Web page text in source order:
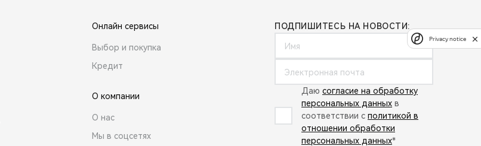
Онлайн сервисы
Выбор и покупка
Кредит
О компании
О нас
Мы в соцсетях
ПОДПИШИТЕСЬ НА НОВОСТИ:
Даю согласие на обработку
персональных данных в
соответствии с политикой в
отношении обработки
персональных данных*
Privacy notice